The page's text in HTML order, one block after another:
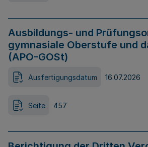
Ausbildungs- und
gymnasiale Oberstufe und
(APO-GOSt)
Ausfertigungsdatum 16.07.2026
Seite 457